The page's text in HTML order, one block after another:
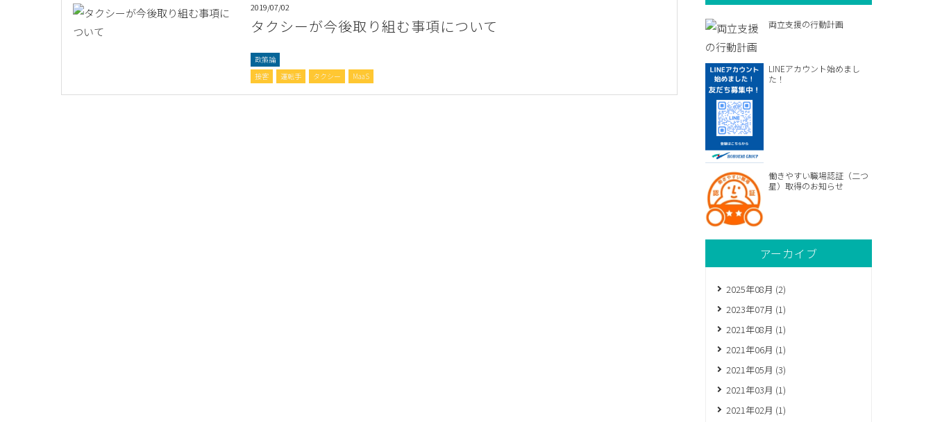
2019/07/02
タクシーが今後取り組む事項について
政策論
接客
運転手 タクシー MaaS
両立支援の行動計画
LINEアカウント始めまし
た！
働きやすい職場認証（二つ
星）取得のお知らせ
アーカイブ
2025年08月 (2)
2023年07月 (1)
2021年08月 (1)
2021年06月 (1)
2021年05月 (3)
2021年03月 (1)
2021年02月 (1)